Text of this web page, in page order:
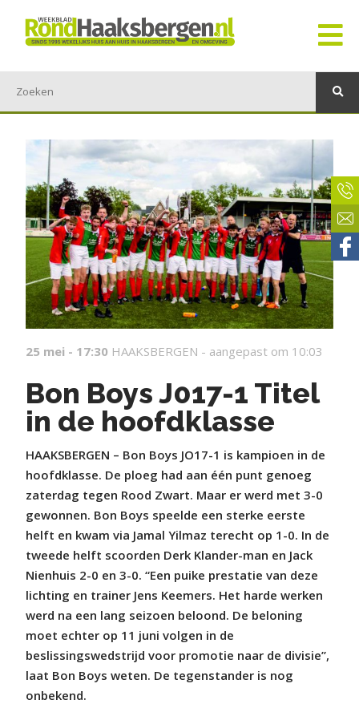
25 mei - 17:30 HAAKSBERGEN - aangepast om 10:03
Bon Boys J017-1 Titel
in de hoofdklasse
HAAKSBERGEN – Bon Boys JO17-1 is kampioen in de
hoofdklasse. De ploeg had aan één punt genoeg
zaterdag tegen Rood Zwart. Maar er werd met 3-0
gewonnen. Bon Boys speelde een sterke eerste
helft en kwam via Jamal Yilmaz terecht op 1-0. In de
tweede helft scoorden Derk Klander-man en Jack
Nienhuis 2-0 en 3-0. “Een puike prestatie van deze
lichting en trainer Jens Keemers. Het harde werken
werd na een lang seizoen beloond. De beloning
moet echter op 11 juni volgen in de
beslissingswedstrijd voor promotie naar de divisie”,
laat Bon Boys weten. De tegenstander is nog
onbekend.